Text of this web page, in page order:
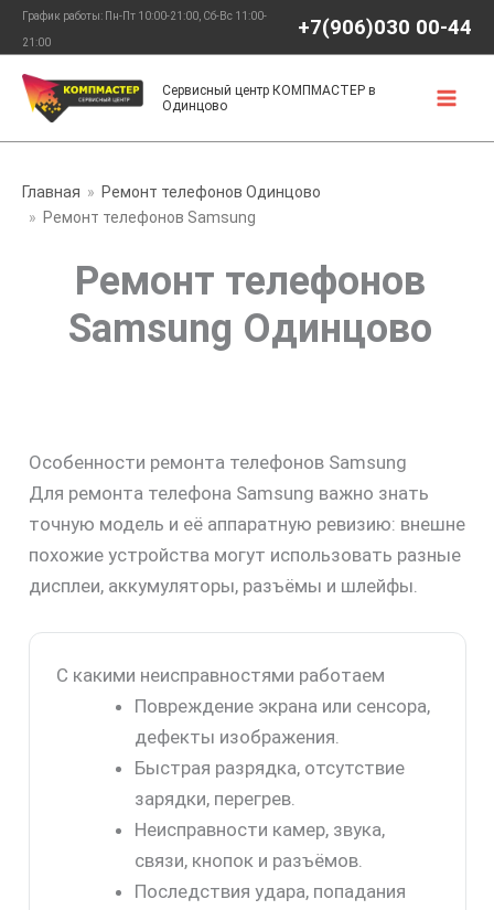
Перейти
содержимому
График работы: Пн-Пт 10:00-21:00, Сб-Вс 11:00-
21:00
+7(906)030 00-44
Сервисный центр КОМПМАСТЕР в
Одинцово
Главная
Ремонт телефонов Одинцово
Ремонт телефонов Samsung
Ремонт телефонов
Samsung Одинцово
Особенности ремонта телефонов Samsung
Для ремонта телефона Samsung важно знать
точную модель и её аппаратную ревизию: внешне
похожие устройства могут использовать разные
дисплеи, аккумуляторы, разъёмы и шлейфы.
С какими неисправностями работаем
Повреждение экрана или сенсора,
дефекты изображения.
Быстрая разрядка, отсутствие
зарядки, перегрев.
Неисправности камер, звука,
связи, кнопок и разъёмов.
Последствия удара, попадания